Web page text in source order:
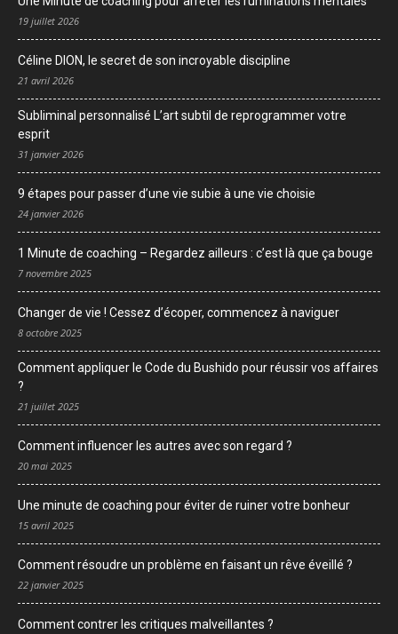
19 juillet 2026
Céline DION, le secret de son incroyable discipline
21 avril 2026
Subliminal personnalisé L’art subtil de reprogrammer votre
esprit
31 janvier 2026
9 étapes pour passer d’une vie subie à une vie choisie
24 janvier 2026
1 Minute de coaching – Regardez ailleurs : c’est là que ça bouge
7 novembre 2025
Changer de vie ! Cessez d’écoper, commencez à naviguer
8 octobre 2025
Comment appliquer le Code du Bushido pour réussir vos affaires
?
21 juillet 2025
Comment influencer les autres avec son regard ?
20 mai 2025
Une minute de coaching pour éviter de ruiner votre bonheur
15 avril 2025
Comment résoudre un problème en faisant un rêve éveillé ?
22 janvier 2025
Comment contrer les critiques malveillantes ?